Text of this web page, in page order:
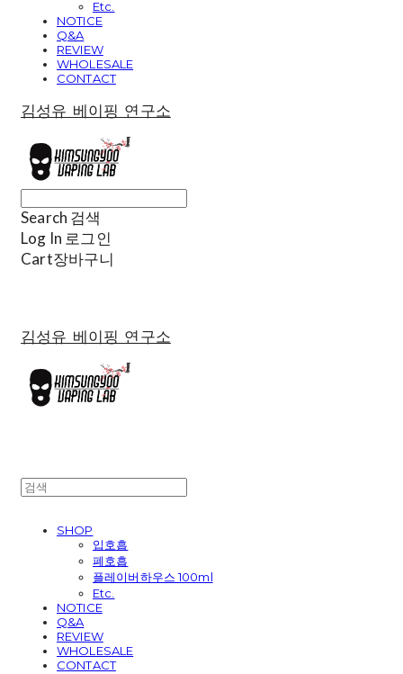
Etc.
NOTICE
Q&A
REVIEW
WHOLESALE
CONTACT
김성유 베이핑 연구소
Search 검색
Log In 로그인
Cart장바구니
김성유 베이핑 연구소
SHOP
입호흡
폐호흡
플레이버하우스 100ml
Etc.
NOTICE
Q&A
REVIEW
WHOLESALE
CONTACT